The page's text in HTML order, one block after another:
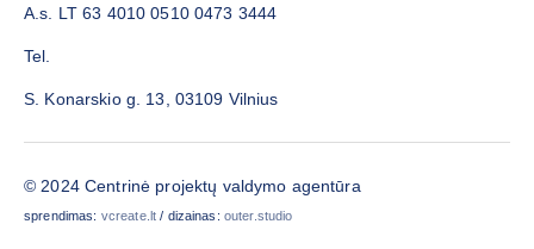
A.s. LT 63 4010 0510 0473 3444
Tel.
S. Konarskio g. 13, 03109 Vilnius
© 2024 Centrinė projektų valdymo agentūra
sprendimas: vcreate.lt / dizainas: outer.studio